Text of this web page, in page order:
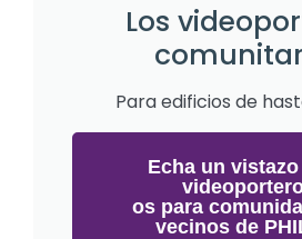
Los
Para edificios de
Echa un
os para
vecinos de